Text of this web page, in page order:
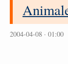
2004-04-08 · 01:00